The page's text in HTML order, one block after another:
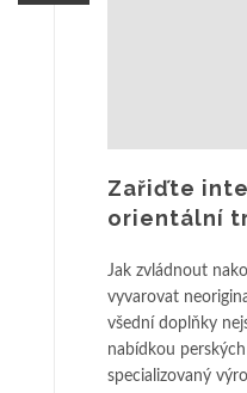
Zařiďte
orientální
Jak zvládnout
vyvarovat
všední doplňky
nabídkou
specializovaný